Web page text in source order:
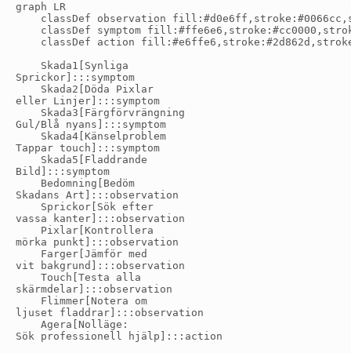
graph LR
classDef observation
classDef symptom
classDef action
    Skada1[Synliga
Sprickor]:::symptom
    Skada2[Döda Pixlar
eller Linjer]:::symptom
    Skada3[Färgförvrängning
Gul/Blå nyans]:::symptom
    Skada4[Känselproblem
Tappar touch]:::symptom
    Skada5[Fladdrande
Bild]:::symptom
    Bedomning[Bedöm
Skadans Art]:::observation
    Sprickor[Sök efter
vassa kanter]:::observation
    Pixlar[Kontrollera
mörka punkt]:::observation
    Farger[Jämför med
vit bakgrund]:::observation
    Touch[Testa alla
skärmdelar]:::observation
    Flimmer[Notera om
ljuset fladdrar]:::observation
    Agera[Nolläge:
Sök professionell hjälp]:::action